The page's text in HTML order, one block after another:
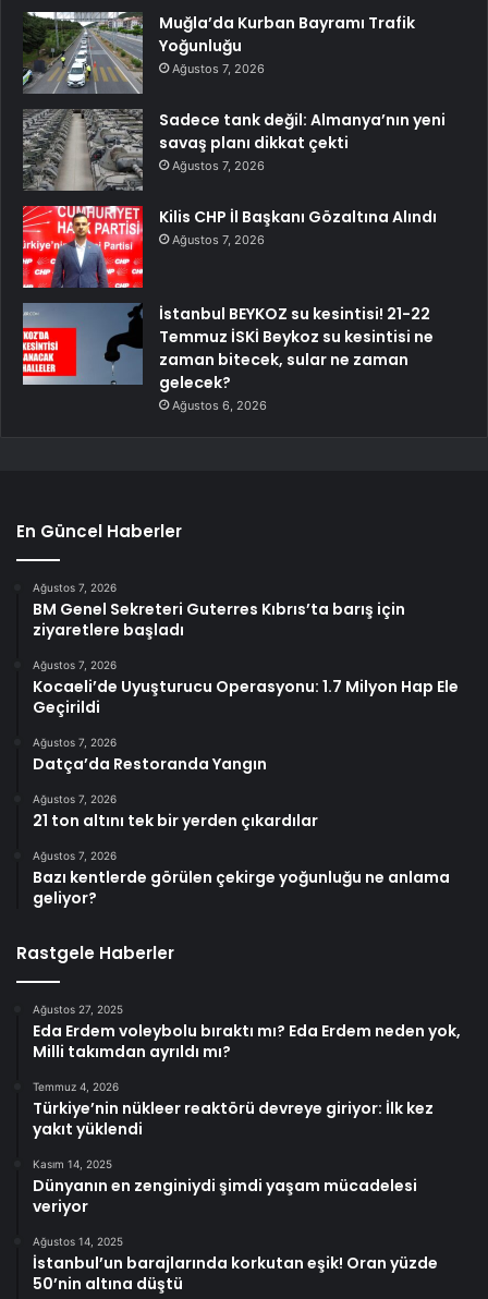
Muğla’da Kurban Bayramı Trafik
Yoğunluğu
Ağustos 7, 2026
Sadece tank değil: Almanya’nın yeni
savaş planı dikkat çekti
Ağustos 7, 2026
Kilis CHP İl Başkanı Gözaltına Alındı
Ağustos 7, 2026
İstanbul BEYKOZ su kesintisi! 21-22
Temmuz İSKİ Beykoz su kesintisi ne
zaman bitecek, sular ne zaman
gelecek?
Ağustos 6, 2026
En Güncel Haberler
Ağustos 7, 2026
BM Genel Sekreteri Guterres Kıbrıs’ta barış için
ziyaretlere başladı
Ağustos 7, 2026
Kocaeli’de Uyuşturucu Operasyonu: 1.7 Milyon Hap Ele
Geçirildi
Ağustos 7, 2026
Datça’da Restoranda Yangın
Ağustos 7, 2026
21 ton altını tek bir yerden çıkardılar
Ağustos 7, 2026
Bazı kentlerde görülen çekirge yoğunluğu ne anlama
geliyor?
Rastgele Haberler
Ağustos 27, 2025
Eda Erdem voleybolu bıraktı mı? Eda Erdem neden yok,
Milli takımdan ayrıldı mı?
Temmuz 4, 2026
Türkiye’nin nükleer reaktörü devreye giriyor: İlk kez
yakıt yüklendi
Kasım 14, 2025
Dünyanın en zenginiydi şimdi yaşam mücadelesi
veriyor
Ağustos 14, 2025
İstanbul’un barajlarında korkutan eşik! Oran yüzde
50’nin altına düştü